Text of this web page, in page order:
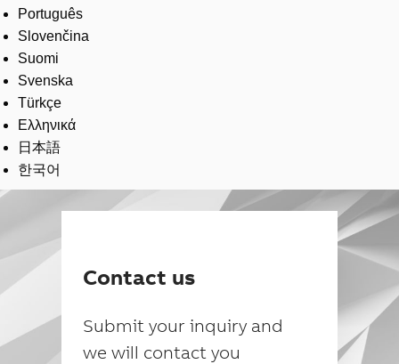
Português
Slovenčina
Suomi
Svenska
Türkçe
Ελληνικά
日本語
한국어
Contact us
Submit your inquiry and
we will contact you